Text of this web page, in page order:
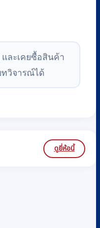
และเคยซื้อสินค้า
วิจารณ์ได้
ดูยี่ห้อนี้